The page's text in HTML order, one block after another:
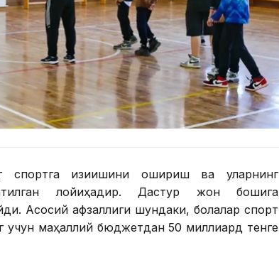
қизиқишини ошириш ва уларнинг
лойиҳадир. Дастур жон бошига
Асосий афзаллиги шундаки, болалар спорт
учун маҳаллий бюджетдан 50 миллиард тенге